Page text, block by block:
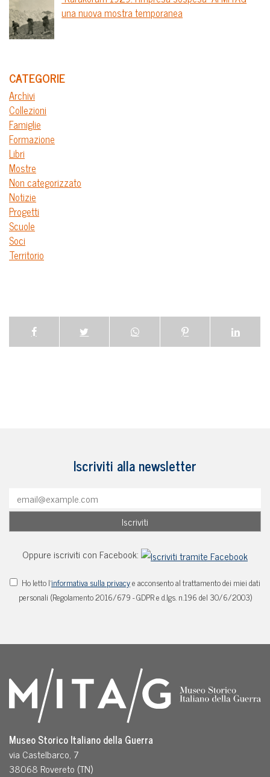
una nuova mostra temporanea
CATEGORIE
Archivi
Collezioni
Famiglie
Formazione
Libri
Mostre
Non categorizzato
Notizie
Progetti
Scuole
Soci
Territorio
Iscriviti alla newsletter
Oppure iscriviti con Facebook:
Ho letto l'informativa sulla privacye acconsento al trattamento dei miei dati
personali (Regolamento 2016/679 - GDPR e d.lgs. n.196 del 30/6/2003)
Museo Storico Italiano della Guerra
via Castelbarco, 7
38068 Rovereto (TN)